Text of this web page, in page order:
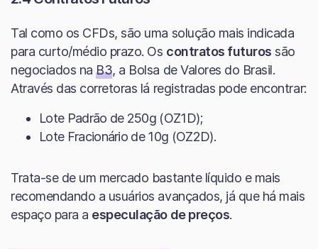
Tal como os CFDs, são uma solução mais indicada
para curto/médio prazo. Os contratos futuros são
negociados naB3, a Bolsa de Valores do Brasil.
Através das corretoras lá registradas pode encontrar:
Lote Padrão de 250g (OZ1D);
Lote Fracionário de 10g (OZ2D).
Trata-se de um mercado bastante líquido e mais
recomendando a usuários avançados, já que há mais
espaço para a especulação de preços.